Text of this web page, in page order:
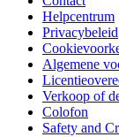
Helpcentrum
Privacybeleid
Algemene
Verkoop of
Colofon
Safety and